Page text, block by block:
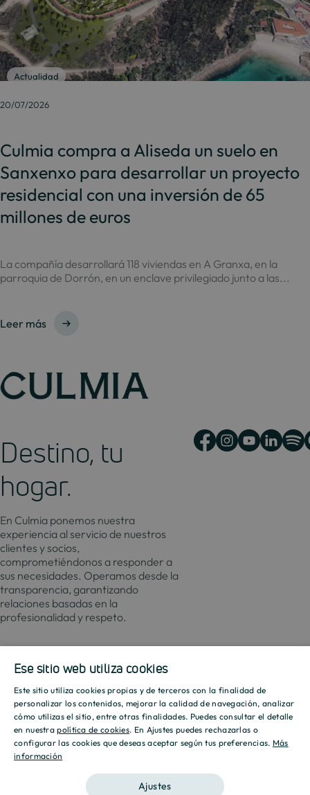
Actualidad
20/07/2026
Culmia compra a Aliseda un suelo en
Sanxenxo para desarrollar un proyecto
residencial con una inversión de 65
millones de euros
La compañía desarrollará 118 viviendas en A Granxa, en la
parroquia de Dorrón, en un enclave privilegiado junto a las...
Leer más
Destino, tu
hogar.
En Culmia ponemos nuestra
experiencia al servicio de nuestros
clientes y socios,
comprometiéndonos a responder a
sus necesidades. Operamos desde la
transparencia, garantizando
relaciones basadas en la
profesionalidad y respeto.
Promociones
Madrid
Culmia
Sobre
nosotros
Culmia
Sala
Líneas
de
negocio
Compraventa
Vivienda
Actualidad
Tendencias
Recursos
Guías
SPANISH
ENGLISH
Ese sitio web utiliza cookies
Este sitio utiliza cookies propias y de terceros con la finalidad de
personalizar los contenidos, mejorar la calidad de navegación, analizar
cómo utilizas el sitio, entre otras finalidades. Puedes consultar el detalle
en nuestrapolítica de cookies. En Ajustes puedes rechazarlas o
configurar las cookies que deseas aceptar según tus preferencias. Más
información
Ajustes